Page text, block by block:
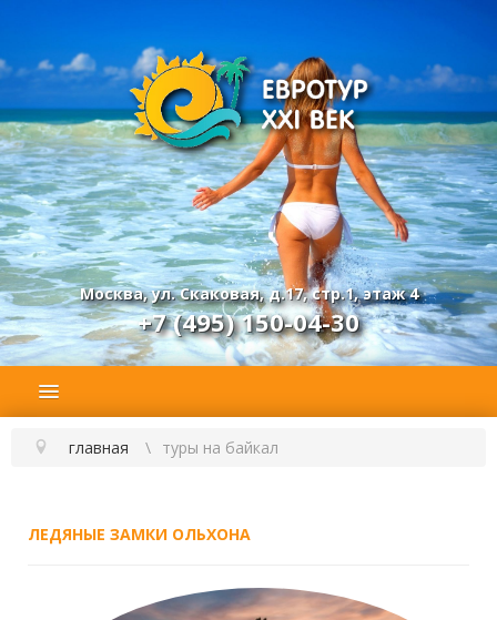
Москва, ул. Скаковая, д.17, стр.1, этаж 4
+7 (495) 150-04-30
главная туры на байкал
ЛЕДЯНЫЕ ЗАМКИ ОЛЬХОНА